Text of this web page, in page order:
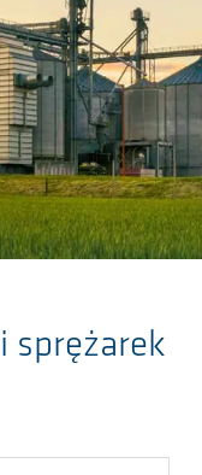
sprężarek